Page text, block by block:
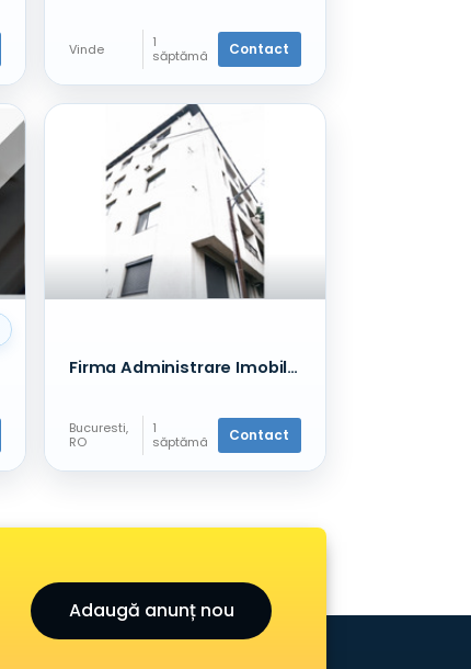
Vinde
1
săptămâ
urmă
Contact
Firma Administrare Imobile - sector 1 - Toate Zonele
Bucuresti,
RO
servicii
1
săptămâ
urmă
Contact
Adaugă anunț nou